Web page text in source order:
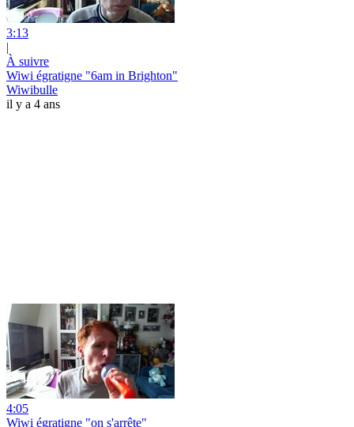
3:13
|
À suivre
Wiwi égratigne "6am in Brighton"
Wiwibulle
il y a 4 ans
4:05
Wiwi égratigne "on s'arrête"